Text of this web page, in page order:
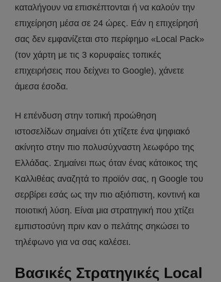
καταλήγουν να επισκέπτονται ή να καλούν την
επιχείρηση μέσα σε 24 ώρες. Εάν η επιχείρησή
σας δεν εμφανίζεται στο περίφημο «Local Pack»
(τον χάρτη με τις 3 κορυφαίες τοπικές
επιχειρήσεις που δείχνει το Google), χάνετε
άμεσα έσοδα.
Η επένδυση στην τοπική προώθηση
ιστοσελίδων σημαίνει ότι χτίζετε ένα ψηφιακό
ακίνητο στην πιο πολυσύχναστη λεωφόρο της
Ελλάδας. Σημαίνει πως όταν ένας κάτοικος της
Καλλιθέας αναζητά το προϊόν σας, η Google του
σερβίρει εσάς ως την πιο αξιόπιστη, κοντινή και
ποιοτική λύση. Είναι μια στρατηγική που χτίζει
εμπιστοσύνη πριν καν ο πελάτης σηκώσει το
τηλέφωνο για να σας καλέσει.
Βασικές Στρατηγικές Local